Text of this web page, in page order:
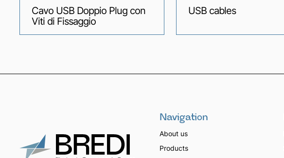
Cavo USB Doppio Plug con
Viti di Fissaggio
USB cables
Navigation
About us
Products